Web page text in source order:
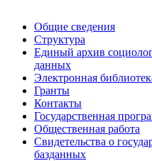
Общие сведения
Структура
Единый архив
данных
Электронная
Гранты
Контакты
Государственная
Общественная работа
Свидетельства о
базданных